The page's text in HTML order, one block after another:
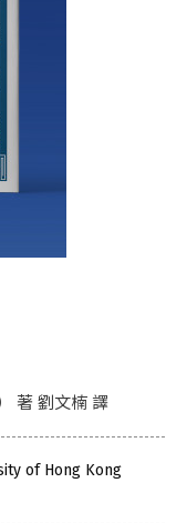
著 劉文楠 譯
of Hong Kong